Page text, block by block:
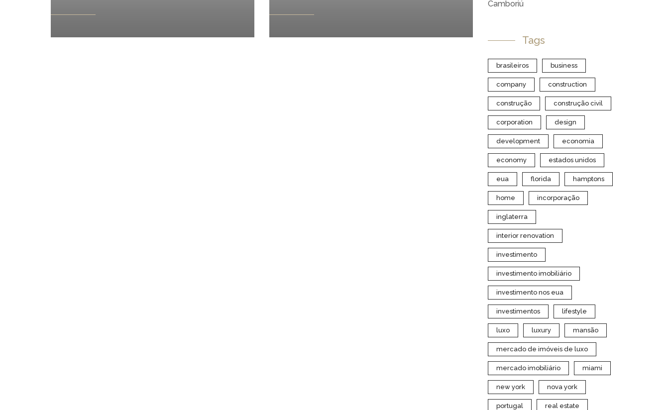
Tags
brasileiros business
company construction
construção construção civil
corporation design
development economia
economy estados unidos
eua florida hamptons
home incorporação
inglaterra
interior renovation
investimento
investimento imobiliário
investimento nos eua
investimentos lifestyle
luxo luxury mansão
mercado de imóveis de luxo
mercado imobiliário miami
new york nova york
portugal real estate